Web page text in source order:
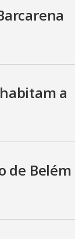
a
de Belém